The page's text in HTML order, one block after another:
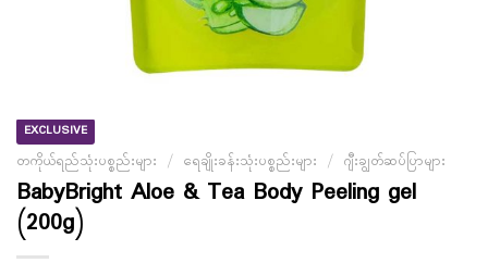
EXCLUSIVE
တကိုယ်ရည်သုံးပစ္စည်းများ / ရေချိုးခန်းသုံးပစ္စည်းများ / ဂျီးချွတ်ဆပ်ပြာများ
BabyBright Aloe & Tea Body Peeling gel
(200g)